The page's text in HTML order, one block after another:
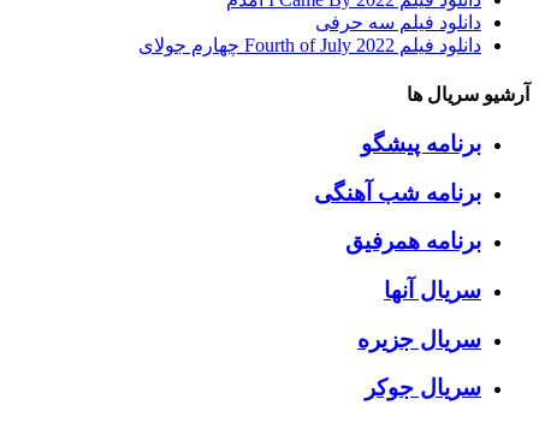
دانلود فیلم سه حرفی
دانلود فیلم Fourth of July 2022 چهارم جولای
آرشیو سریال ها
برنامه پیشگو
برنامه شب آهنگی
برنامه همرفیق
سریال آنها
سریال جزیره
سریال جوکر